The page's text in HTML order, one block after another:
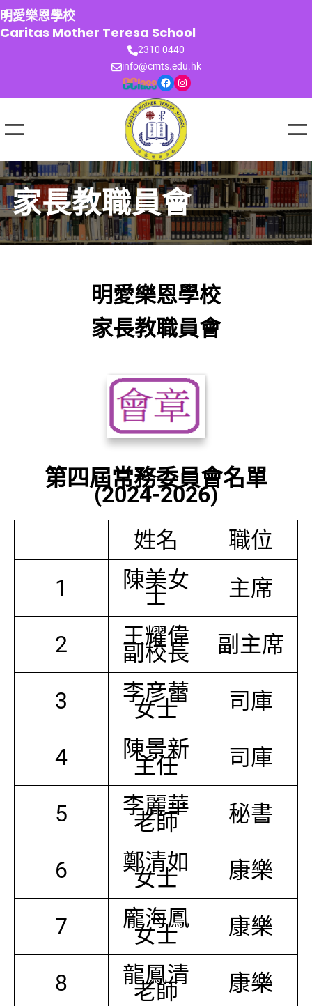
跳
至
主
明愛樂恩學校
Caritas Mother Teresa School
2310 0440
info@cmts.edu.hk
Facebook Instagram
家長教職員會
明愛樂恩學校
家長教職員會
第四屆常務委員會名單
(2024-2026)
姓名
職位
1
陳美女
士 主席
2 王耀偉
副校長 副主席
3 李彦蕾
女士 司庫
4 陳景新
主任 司庫
5 李麗華
老師 秘書
6 鄭清如
女士 康樂
7 龐海鳳
女士 康樂
8 龍鳳清
老師 康樂